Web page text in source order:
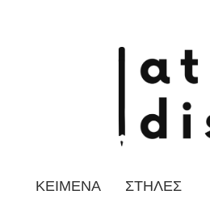
ΚΕΙΜΕΝΑ ΣΤΗΛΕΣ